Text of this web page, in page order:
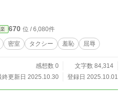
。 逃げ場のない動く密室
され、ただひたすらに「下って」いく。
ライブレコーダーは、その屈辱の一部始
たちは、警察に訴え出
たのか？ その答えは、あまりにも屈辱的
克明に描くオムニバス形式のフィクショ
を追うごとに、より巧妙に、より残酷に
670 位 / 6,080件
密室 タクシー 羞恥 屈辱
感想数 0
文字数 84,314
終更新日 2025.10.30
登録日 2025.10.01